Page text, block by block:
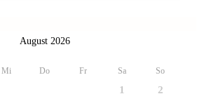
August 2026
Mi Do Fr Sa So
1 2